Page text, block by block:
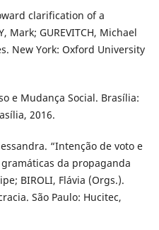
clarification of a
Mark; GUREVITCH, Michael
New York: Oxford University
e Mudança Social. Brasília:
2016.
“Intenção de voto e
da propaganda
BIROLI, Flávia (Orgs.).
São Paulo: Hucitec,